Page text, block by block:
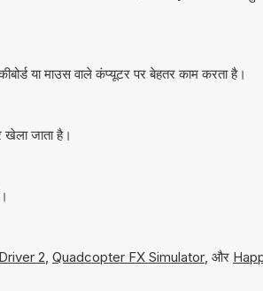
या माउस वाले कंप्यूटर पर बेहतर काम करता है।
जाता है।
2, Quadcopter FX Simulator, और